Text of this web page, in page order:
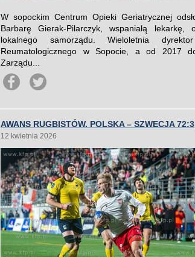
W sopockim Centrum Opieki Geriatrycznej
Barbarę Gierak-Pilarczyk, wspaniałą lekarkę,
lokalnego samorządu. Wieloletnia
Reumatologicznego w Sopocie, a od 2017
Zarządu...
AWANS RUGBISTÓW. POLSKA – SZWECJA 72:3
12 kwietnia 2026